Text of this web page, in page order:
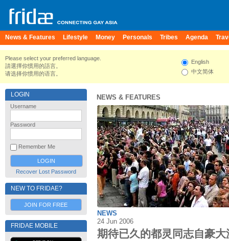
News & Features Lifestyle Money Personals Tribes Agenda
Please select your preferred language.
請選擇你慣用的語言。
请选择你惯用的语言。
English
中文简体
LOGIN
Username
Password
Remember Me
Recover Lost Password
NEW TO FRIDAE?
JOIN FOR FREE
FRIDAE MOBILE
NEWS & FEATURES
NEWS
24 Jun 2006
期待已久的都灵同志自豪